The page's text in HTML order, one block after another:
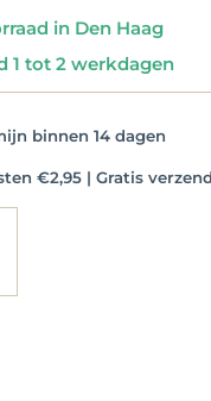
in Den Haag
1 tot 2 werkdagen
binnen 14 dagen
€2,95 | Gratis